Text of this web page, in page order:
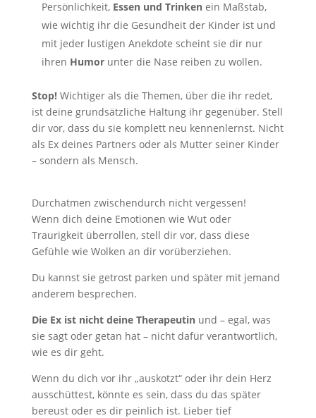
Persönlichkeit, Essen und Trinkenein Maßstab,
wie wichtig ihr die Gesundheit der Kinder ist und
mit jeder lustigen Anekdote scheint sie dir nur
ihren Humor unter die Nase reiben zu wollen.
Stop! Wichtiger als die Themen, über die ihr redet,
ist deine grundsätzliche Haltung ihr gegenüber. Stell
dir vor, dass du sie komplett neu kennenlernst. Nicht
als Ex deines Partners oder als Mutter seiner Kinder
– sondern als Mensch.
Durchatmen zwischendurch nicht vergessen!
Wenn dich deine Emotionen wie Wut oder
Traurigkeit überrollen, stell dir vor, dass diese
Gefühle wie Wolken an dir vorüberziehen.
Du kannst sie getrost parken und später mit jemand
anderem besprechen.
Die Ex ist nicht deine Therapeutinund – egal, was
sie sagt oder getan hat – nicht dafür verantwortlich,
wie es dir geht.
Wenn du dich vor ihr „auskotzt“ oder ihr dein Herz
ausschüttest, könnte es sein, dass du das später
bereust oder es dir peinlich ist. Lieber tief